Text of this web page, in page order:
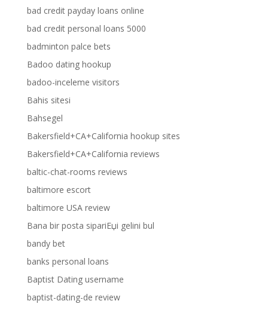
bad credit payday loans online
bad credit personal loans 5000
badminton palce bets
Badoo dating hookup
badoo-inceleme visitors
Bahis sitesi
Bahsegel
Bakersfield+CA+California hookup sites
Bakersfield+CA+California reviews
baltic-chat-rooms reviews
baltimore escort
baltimore USA review
Bana bir posta sipariЕџi gelini bul
bandy bet
banks personal loans
Baptist Dating username
baptist-dating-de review